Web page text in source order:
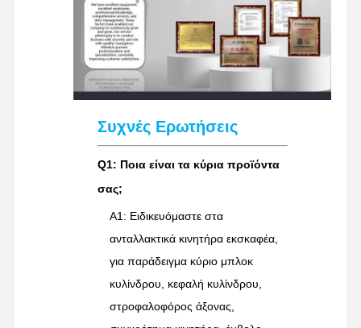
Συχνές Ερωτήσεις
Q1: Ποια είναι τα κύρια προϊόντα
σας;
A1: Ειδικευόμαστε στα
ανταλλακτικά κινητήρα εκσκαφέα,
για παράδειγμα κύριο μπλοκ
κυλίνδρου, κεφαλή κυλίνδρου,
στροφαλοφόρος άξονας,